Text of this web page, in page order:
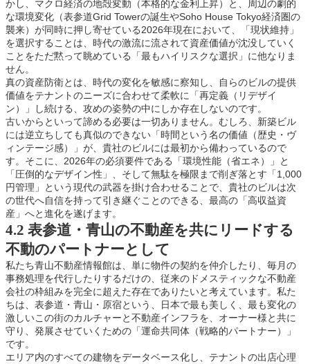
かし、マクロ経済の地殻変動（本格的な金利上昇）と、周辺の劇的
な環境変化（表参道Grid Towerの誕生やSoho House Tokyo経済圏の
襲来）が同時に押し寄せている2026年現在において、「現状維持」
を選択することは、時代の激流に流されて資産価値が沈没していく
ことをただ黙って眺めている「最もハイリスクな選択」に他なりま
せん。
真の資産防衛とは、時代の変化を敏感に察知し、自らのビルの提供
価値をテナントのニーズに合わせて柔軟に「再定義（リデザイ
ン）」し続ける、攻めの姿勢の中にしか存在しないのです。
古いからといって諦める必要は一切ありません。むしろ、新築ビル
には逆立ちしても真似のできない「時間という名の価値（歴史・ヴ
ィンテージ感）」が、貴社のビルには最初から備わっているので
す。そこに、2026年の必須要件である「環境性能（省エネ）」と
「圧倒的なデザイン性」、そして無駄を極限まで削ぎ落とす「1,000
円管理」という現代の武器を掛け合わせることで、貴社のビルは次
の世代へ自信を持って引き継ぐことのできる、最高の「高収益資
産」へと進化を遂げます。
4.2 表参道・青山の不動産を共にリードする
不動のパートナーとして
私たち青山不動産情報館は、単に物件の契約を仲介したり、毎月の
事務処理を代行したりするだけの、従来のドメスティックな不動産
会社の枠組みを完全に超えた存在でありたいと考えています。私た
ちは、表参道・青山・原宿という、日本で最も美しく、最も変化の
激しいこの街のカルチャーと不動産インフラを、オーナー様と共に
守り、発展させていくための「運命共同体（戦略的パートナー）」
です。
エリア内のすべての建物をデータベース化し、テナントの出店心理